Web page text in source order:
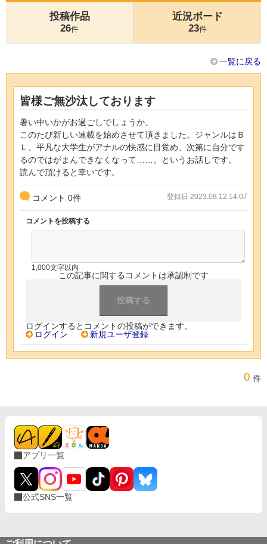
投稿作品
26件
近況ボード
23件
一覧に戻る
皆様ご無沙汰しております
暑い中いかがお過ごしでしょうか。
このたび新しい連載を始めさせて頂きました。ジャンルはＢ
Ｌ。平凡な大学生がアナルの快感に目覚め、次第に自分です
るのではがまんできなくなって……。というお話しです。
読んで頂けると幸いです。
コメント 0件 登録日 2023.08.12 14:07
コメントを投稿する
1,000文字以内
この記事に関するコメントは承認制です
ログインするとコメントの投稿ができます。
ログイン
新規ユーザ登録
0 件
アプリ一覧
公式SNS一覧